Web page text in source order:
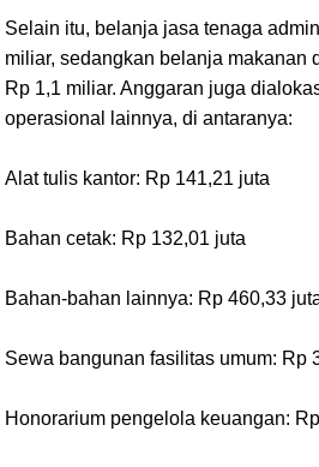
Selain itu, belanja jasa tenaga
miliar, sedangkan belanja makanan
Rp 1,1 miliar. Anggaran juga
operasional lainnya, di antaranya:
Alat tulis kantor: Rp 141,21 juta
Bahan cetak: Rp 132,01 juta
Bahan-bahan lainnya: Rp 460,33
Sewa bangunan fasilitas umum: Rp
Honorarium pengelola keuangan: